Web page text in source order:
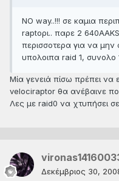
NO way..!!! σε καμια
raptoρι.. παρε 2
περισσοτερα για να μην
υπολοιπα raid 1, συνολο
Μία γενειά πίσω πρέπει να
velociraptor θα ανέβαινε
Λες με raid0 να χτυπήσει
Δεκέμβριος 30,